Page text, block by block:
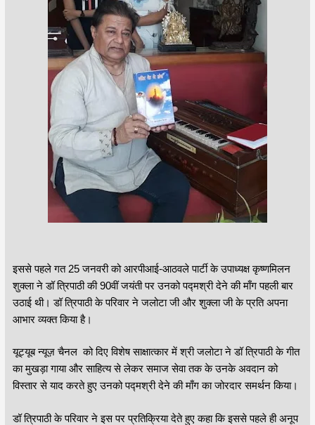
इससे पहले गत 25 जनवरी को आरपीआई-आठवले पार्टी के उपाध्यक्ष कृष्णमिलन
शुक्ला ने डॉ त्रिपाठी की 90वीं जयंती पर उनको पद्मश्री देने की माँग पहली बार
उठाई थी। डॉ त्रिपाठी के परिवार ने जलोटा जी और शुक्ला जी के प्रति अपना
आभार व्यक्त किया है।
यूट्यूब न्यूज़ चैनल को दिए विशेष साक्षात्कार में श्री जलोटा ने डॉ त्रिपाठी के गीत
का मुखड़ा गाया और साहित्य से लेकर समाज सेवा तक के उनके अवदान को
विस्तार से याद करते हुए उनको पद्मश्री देने की माँग का जोरदार समर्थन किया।
डॉ त्रिपाठी के परिवार ने इस पर प्रतिक्रिया देते हुए कहा कि इससे पहले ही अनूप